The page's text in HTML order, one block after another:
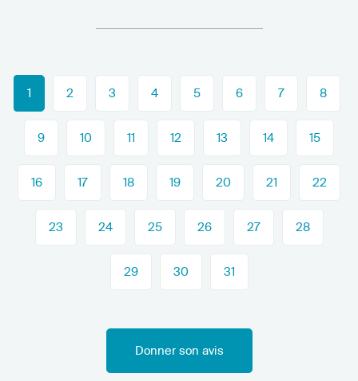
1 2 3 4 5 6 7 8
9 10 11 12 13 14 15
16 17 18 19 20 21 22
23 24 25 26 27 28
29 30 31
Donner son avis